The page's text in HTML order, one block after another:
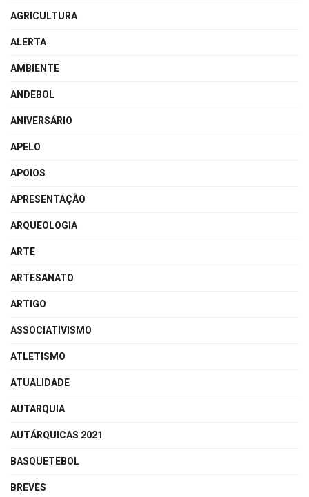
AGRICULTURA
ALERTA
AMBIENTE
ANDEBOL
ANIVERSÁRIO
APELO
APOIOS
APRESENTAÇÃO
ARQUEOLOGIA
ARTE
ARTESANATO
ARTIGO
ASSOCIATIVISMO
ATLETISMO
ATUALIDADE
AUTARQUIA
AUTÁRQUICAS 2021
BASQUETEBOL
BREVES